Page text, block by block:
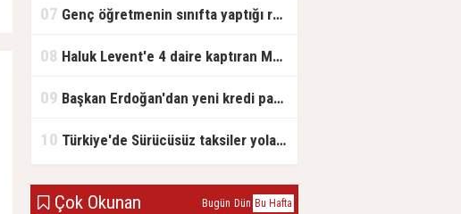
07 Genç öğretmenin sınıfta yaptığı rezil paylaşım
08 Haluk Levent'e 4 daire kaptıran Müteahhit soluğu savcılıkta aldı
09 Başkan Erdoğan'dan yeni kredi paketi müjdesi: 6 ay geri ödemesiz, 36 ay vadeli
10 Türkiye'de Sürücüsüz taksiler yola çıkmaya hazırlanıyor
Çok Okunan Bugün Dün Bu Hafta